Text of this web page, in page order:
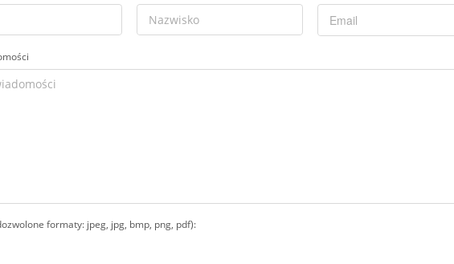
formaty: jpeg, jpg, bmp, png, pdf):